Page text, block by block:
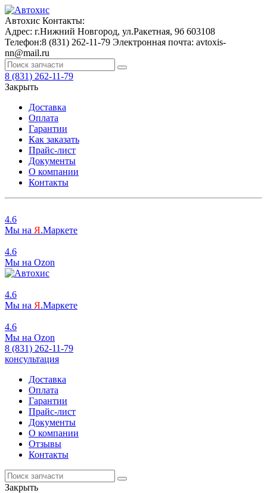
Автохис Контакты:
Адрес: г.Нижний Новгород, ул.Ракетная, 9б 603108
Телефон:8 (831) 262-11-79 Электронная почта: avtoxis-
nn@mail.ru
8 (831) 262-11-79
Закрыть
Доставка
Оплата
Гарантии
Как заказать
Прайс-лист
Документы
О компании
Контакты
4.6
Мы на Я.Маркете
4.6
Мы на Ozon
4.6
Мы на Я.Маркете
4.6
Мы на Ozon
8 (831) 262-11-79
консультация
Доставка
Оплата
Гарантии
Прайс-лист
Документы
О компании
Отзывы
Контакты
Закрыть